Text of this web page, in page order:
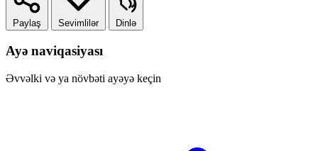
Paylaş Sevimlilər Dinlə
Ayə naviqasiyası
Əvvəlki və ya növbəti ayəyə keçin